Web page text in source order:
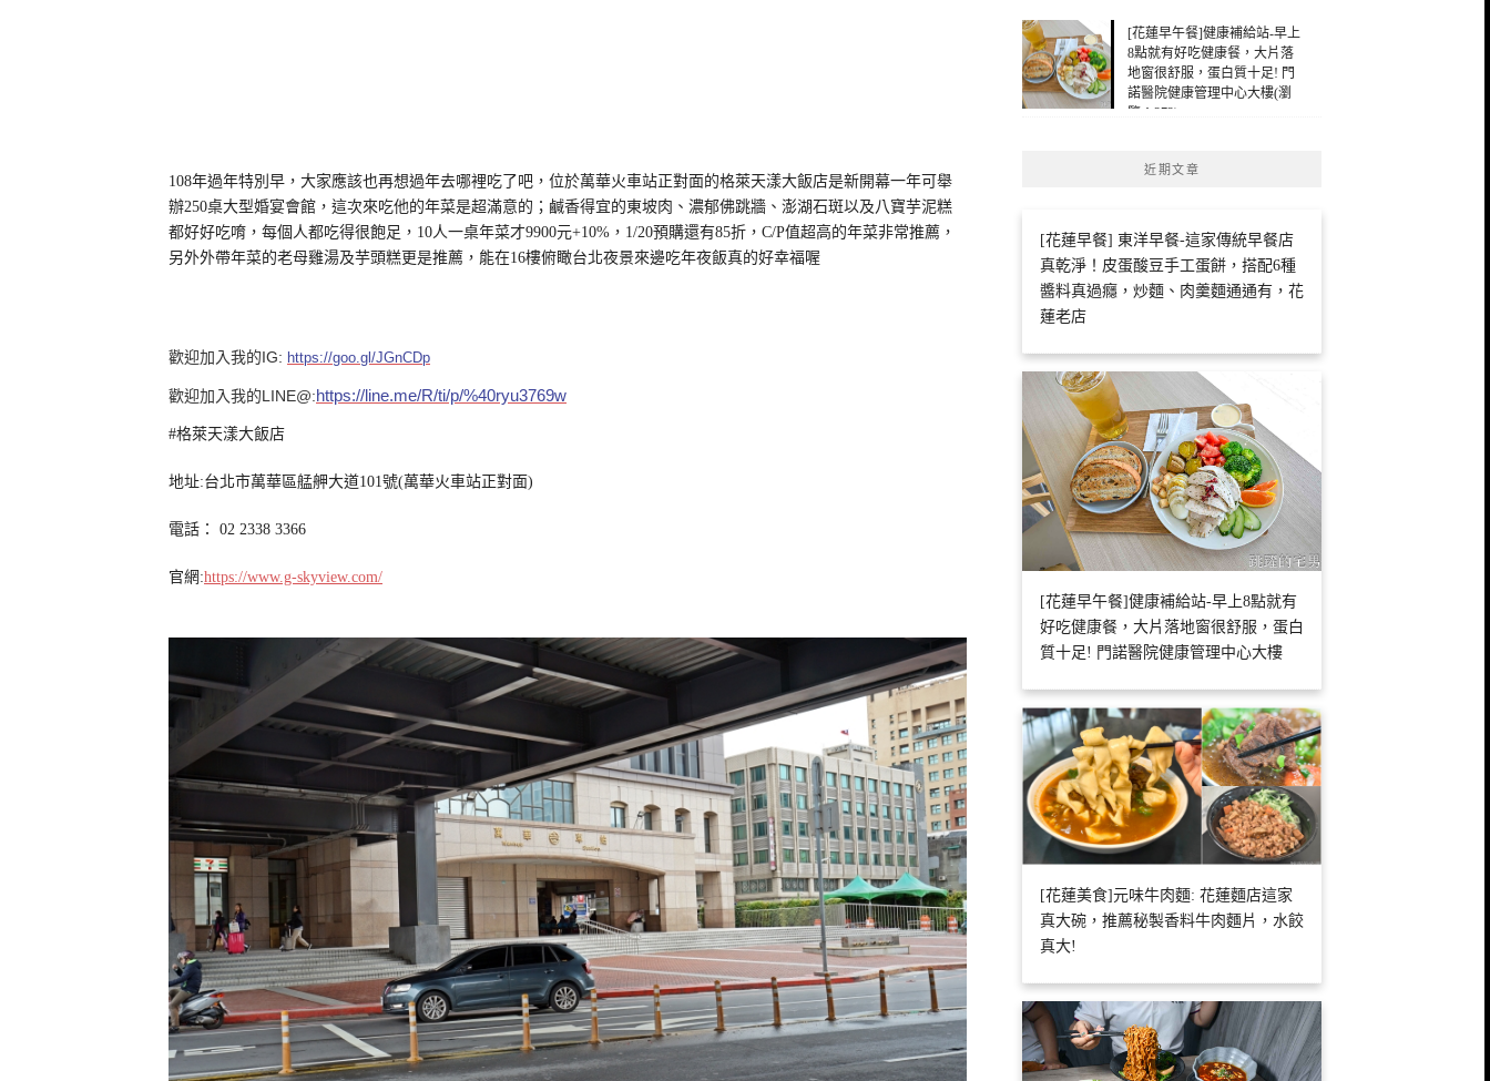
108年過年特別早，大家應該也再想過年去哪裡吃了吧，位於萬華火車站正對面的格萊天漾大飯店是新開幕一年可舉
辦250桌大型婚宴會館，這次來吃他的年菜是超滿意的；鹹香得宜的東坡肉、濃郁佛跳牆、澎湖石斑以及八寶芋泥糕
都好好吃唷，每個人都吃得很飽足，10人一桌年菜才9900元+10%，1/20預購還有85折，C/P值超高的年菜非常推薦，
另外外帶年菜的老母雞湯及芋頭糕更是推薦，能在16樓俯瞰台北夜景來邊吃年夜飯真的好幸福喔
歡迎加入我的IG: https://goo.gl/JGnCDp
歡迎加入我的LINE@:https://line.me/R/ti/p/%40ryu3769w
#格萊天漾大飯店
地址:台北市萬華區艋舺大道101號(萬華火車站正對面)
電話： 02 2338 3366
官網:https://www.g-skyview.com/
[花蓮早午餐]健康補給站-早上
8點就有好吃健康餐，大片落
地窗很舒服，蛋白質十足! 門
諾醫院健康管理中心大樓(瀏
覽：272)
近期文章
[花蓮早餐] 東洋早餐-這家傳統早餐店
真乾淨！皮蛋酸豆手工蛋餅，搭配6種
醬料真過癮，炒麵、肉羹麵通通有，花
蓮老店
[花蓮早午餐]健康補給站-早上8點就有
好吃健康餐，大片落地窗很舒服，蛋白
質十足! 門諾醫院健康管理中心大樓
[花蓮美食]元味牛肉麵: 花蓮麵店這家
真大碗，推薦秘製香料牛肉麵片，水餃
真大!